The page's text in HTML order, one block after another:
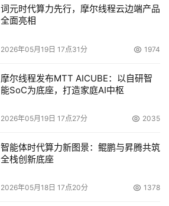
词元时代算力先行，摩尔线程云边端产品
全面亮相
2026年05月19日 17点31分 1974
摩尔线程发布MTT AICUBE：以自研智
能SoC为底座，打造家庭AI中枢
2026年05月19日 17点27分 2035
智能体时代算力新图景：鲲鹏与昇腾共筑
全栈创新底座
2026年05月18日 17点20分 1378